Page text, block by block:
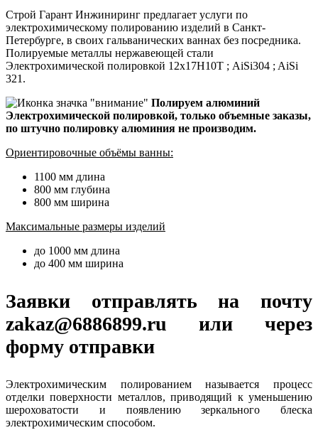
Строй Гарант Инжиниринг предлагает услуги по
электрохимическому полированию изделий в Санкт-
Петербурге, в своих гальванических ваннах без посредника.
Полируемые металлы нержавеющей стали
Электрохимической полировкой 12х17Н10Т ; AiSi304 ; AiSi
321.
Полируем алюминий
Электрохимической полировкой, только объемные заказы,
по штучно полировку алюминия не производим.
Ориентировочные объёмы ванны:
1100 мм длина
800 мм глубина
800 мм ширина
Максимальные размеры изделий
до 1000 мм длина
до 400 мм ширина
Заявки отправлять на почту
zakaz@6886899.ru или через
форму отправки
Электрохимическим полированием называется процесс
отделки поверхности металлов, приводящий к уменьшению
шероховатости и появлению зеркального блеска
электрохимическим способом.